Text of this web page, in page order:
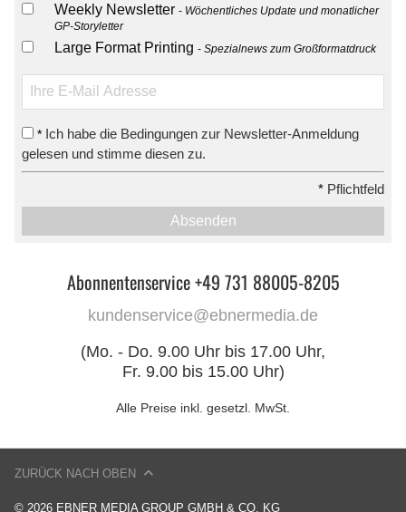
Weekly Newsletter
Wöchentliches Update und monatlicher
GP-Storyletter
Large Format Printing Spezialnews zum Großformatdruck
* Ich habe die Bedingungen zur Newsletter-Anmeldung
gelesen und stimme diesen zu.
* Pflichtfeld
Absenden
Abonnentenservice +49 731 88005-8205
kundenservice@ebnermedia.de
(Mo. - Do. 9.00 Uhr bis 17.00 Uhr,
Fr. 9.00 bis 15.00 Uhr)
Alle Preise inkl. gesetzl. MwSt.
© 2026 EBNER MEDIA GROUP GMBH & CO. KG
ZURÜCK NACH OBEN